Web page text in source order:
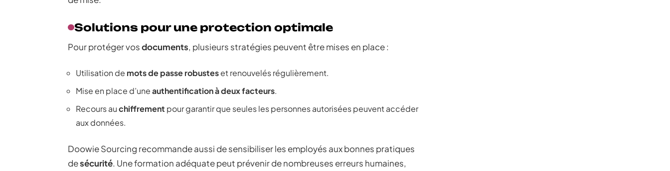
Solutions pour une protection optimale
Pour protéger vosdocuments, plusieurs stratégies peuvent être mises en place :
Utilisation de mots de passe robusteset renouvelés régulièrement.
Mise en place d’uneauthentification à deux facteurs.
Recours auchiffrement pour garantir que seules les personnes autorisées peuvent accéder
aux données.
Doowie Sourcing recommande aussi de sensibiliser les employés aux bonnes pratiques
desécurité. Une formation adéquate peut prévenir de nombreuses erreurs humaines,